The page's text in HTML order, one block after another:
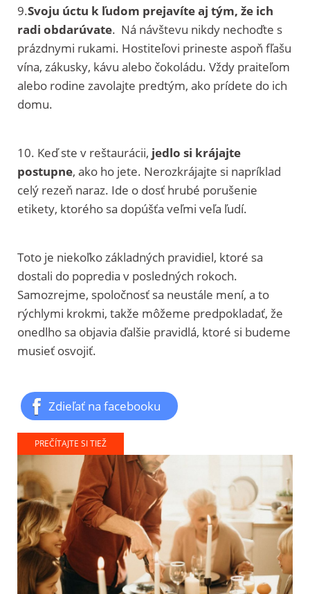
9.Svoju úctu k ľudom prejavíte aj tým, že ich
radi obdarúvate. Ná návštevu nikdy nechoďte s
prázdnymi rukami. Hostiteľovi prineste aspoň fľašu
vína, zákusky, kávu alebo čokoládu. Vždy praiteľom
alebo rodine zavolajte predtým, ako prídete do ich
domu.
10. Keď ste v reštaurácii, jedlo si krájajte
postupne, ako ho jete. Nerozkrájajte si napríklad
celý rezeň naraz. Ide o dosť hrubé porušenie
etikety, ktorého sa dopúšťa veľmi veľa ľudí.
Toto je niekoľko základných pravidiel, ktoré sa
dostali do popredia v posledných rokoch.
Samozrejme, spoločnosť sa neustále mení, a to
rýchlymi krokmi, takže môžeme predpokladať, že
onedlho sa objavia ďalšie pravidlá, ktoré si budeme
musieť osvojiť.
Zdieľať na facebooku
PREČÍTAJTE SI TIEŽ